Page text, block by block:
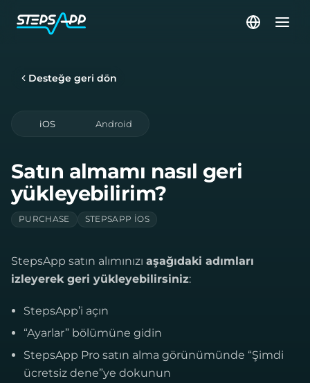
Desteğe geri dön
iOS Android
Satın almamı nasıl geri
yükleyebilirim?
PURCHASE STEPSAPP IOS
StepsApp satın alımınızı aşağıdaki adımları
izleyerek geri yükleyebilirsiniz:
StepsApp’i açın
“Ayarlar” bölümüne gidin
StepsApp Pro satın alma görünümünde “Şimdi
ücretsiz dene”ye dokunun